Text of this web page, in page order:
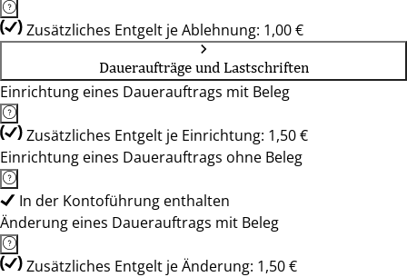
Zusätzliches Entgelt je Ablehnung: 1,00 €
Daueraufträge und Lastschriften
Einrichtung eines Dauerauftrags mit Beleg
Zusätzliches Entgelt je Einrichtung: 1,50 €
Einrichtung eines Dauerauftrags ohne Beleg
In der Kontoführung enthalten
Änderung eines Dauerauftrags mit Beleg
Zusätzliches Entgelt je Änderung: 1,50 €